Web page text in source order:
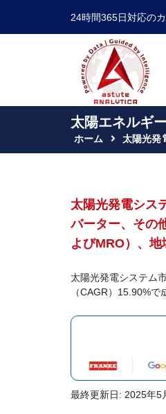
24時間365日対応の
太陽エネルギ
ホーム 太陽光発
太陽光発電シス
バーター、その
よびMRO）、
太陽光発電システム
（CAGR）15.90%
最終更新日: 2025年5